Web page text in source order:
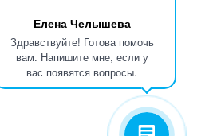
Елена Челышева
Здравствуйте! Готова помочь
вам. Напишите мне, если у
вас появятся вопросы.